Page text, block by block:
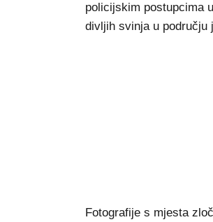
policijskim postupcima
divljih svinja u području
Fotografije s mjesta